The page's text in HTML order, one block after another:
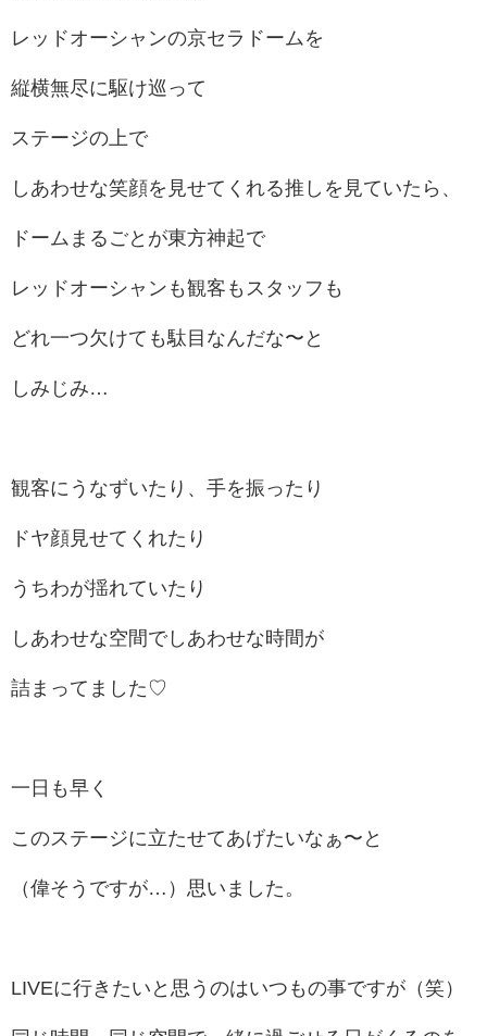
レッドオーシャンの京セラドームを
縦横無尽に駆け巡って
ステージの上で
しあわせな笑顔を見せてくれる推しを見ていたら、
ドームまるごとが東方神起で
レッドオーシャンも観客もスタッフも
どれ一つ欠けても駄目なんだな〜と
しみじみ…
観客にうなずいたり、手を振ったり
ドヤ顔見せてくれたり
うちわが揺れていたり
しあわせな空間でしあわせな時間が
詰まってました♡
一日も早く
このステージに立たせてあげたいなぁ〜と
（偉そうですが…）思いました。
LIVEに行きたいと思うのはいつもの事ですが（笑）